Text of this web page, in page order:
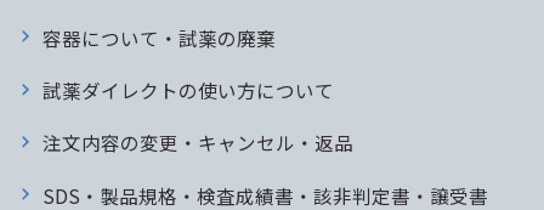
容器について・試薬の廃棄
試薬ダイレクトの使い方について
注文内容の変更・キャンセル・返品
SDS・製品規格・検査成績書・該非判定書・譲受書